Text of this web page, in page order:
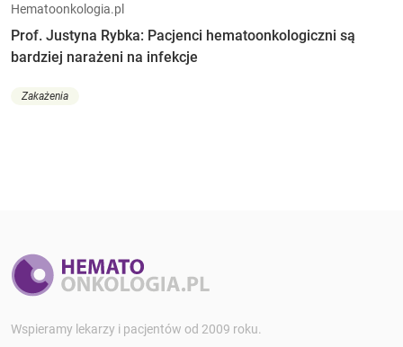
Hematoonkologia.pl
Prof. Justyna Rybka: Pacjenci hematoonkologiczni są
bardziej narażeni na infekcje
Zakażenia
Wspieramy lekarzy i pacjentów od 2009 roku.